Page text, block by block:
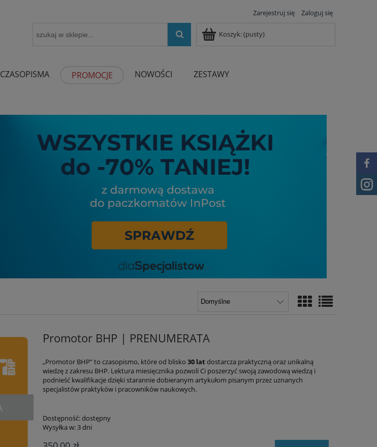
Zarejestruj się Zaloguj się
Koszyk:(pusty)
CZASOPISMA PROMOCJE NOWOŚCI ZESTAWY
Promotor BHP | PRENUMERATA
„Promotor BHP” to czasopismo, które od blisko 30 lat dostarcza praktyczną oraz unikalną
wiedzę z zakresu BHP. Lektura miesięcznika pozwoli Ci poszerzyć swoją zawodową wiedzą i
podnieść kwalifikacje dzięki starannie dobieranym artykułom pisanym przez uznanych
specjalistów praktyków i pracowników naukowych.
Dostępność:dostępny
Wysyłka w: 3 dni